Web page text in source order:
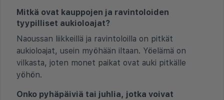
Mitkä ovat kauppojen ja ravintoloiden
tyypilliset aukioloajat?
Naoussan liikkeillä ja ravintoloilla on pitkät
aukioloajat, usein myöhään iltaan. Yöelämä on
vilkasta, joten monet paikat ovat auki pitkälle
yöhön.
Onko pyhäpäiviä tai juhlia, jotka voivat